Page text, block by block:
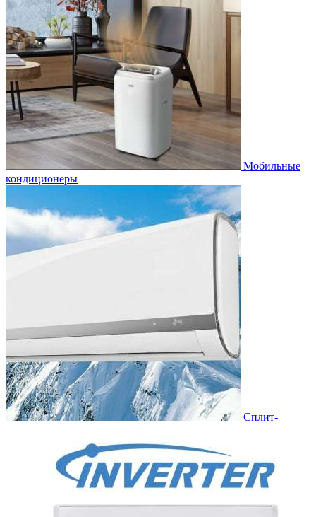
Мобильные
кондиционеры
Сплит-